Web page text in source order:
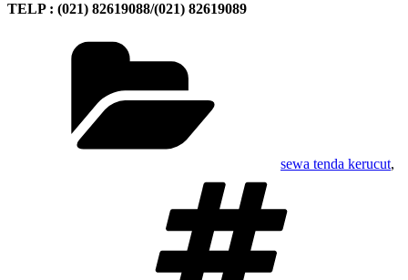
TELP : (021) 82619088/(021) 82619089
sewa tenda kerucut,